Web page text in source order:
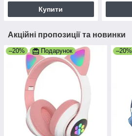
Купити
Акційні пропозиції та новинки
–20% Подарунок –20%